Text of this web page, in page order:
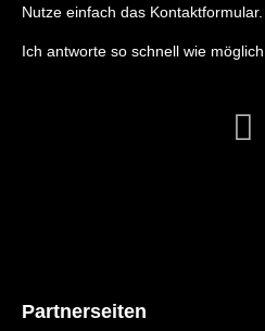
Nutze einfach das Kontaktformular.
Ich antworte so schnell wie möglich.
Partnerseiten